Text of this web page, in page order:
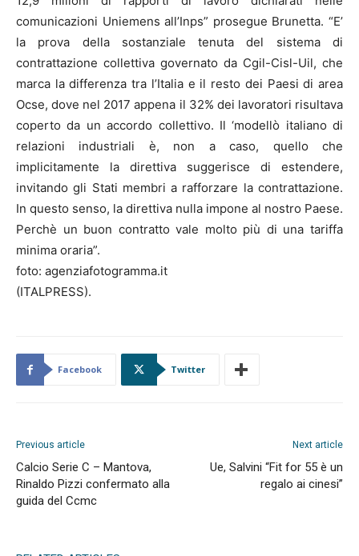
comunicazioni Uniemens all’Inps” prosegue Brunetta. “E’
la prova della sostanziale tenuta del sistema di
contrattazione collettiva governato da Cgil-Cisl-Uil, che
marca la differenza tra l’Italia e il resto dei Paesi di area
Ocse, dove nel 2017 appena il 32% dei lavoratori risultava
coperto da un accordo collettivo. Il ‘modellò italiano di
relazioni industriali è, non a caso, quello che
implicitamente la direttiva suggerisce di estendere,
invitando gli Stati membri a rafforzare la contrattazione.
In questo senso, la direttiva nulla impone al nostro Paese.
Perchè un buon contratto vale molto più di una tariffa
minima oraria”.
foto: agenziafotogramma.it
(ITALPRESS).
Facebook Twitter
Previous article
Calcio Serie C – Mantova,
Rinaldo Pizzi confermato alla
guida del Ccmc
Next article
Ue, Salvini “Fit for 55 è un
regalo ai cinesi”